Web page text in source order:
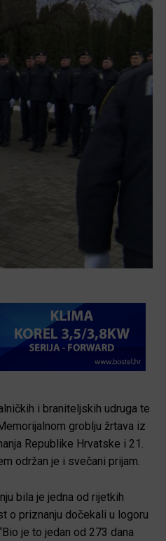
i braniteljskih udruga te
groblju žrtava iz
Republike Hrvatske i 21.
održan je i svečani prijam.
bila je jedna od rijetkih
o priznanju dočekali u logoru
je to jedan od 273 dana